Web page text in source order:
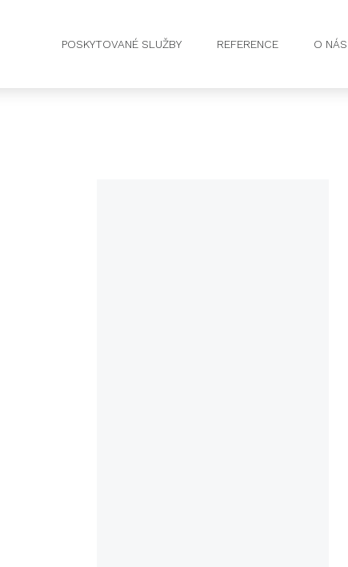
POSKYTOVANÉ SLUŽBY REFERENCE O NÁS